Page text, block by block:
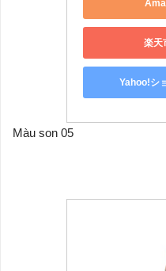
楽天
Yahoo!シ
Màu son 05